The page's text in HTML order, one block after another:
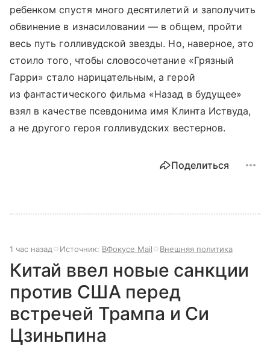
ребенком спустя много десятилетий и заполучить
обвинение в изнасиловании — в общем, пройти
весь путь голливудской звезды. Но, наверное, это
стоило того, чтобы словосочетание «Грязный
Гарри» стало нарицательным, а герой
из фантастического фильма «Назад в будущее»
взял в качестве псевдонима имя Клинта Иствуда,
а не другого героя голливудских вестернов.
Поделиться
1 час назад Источник: ВФокусе Mail Внешняя политика
Китай ввел новые санкции
против США перед
встречей Трампа и Си
Цзиньпина